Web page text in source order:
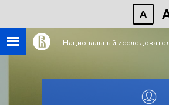
A
Национальный